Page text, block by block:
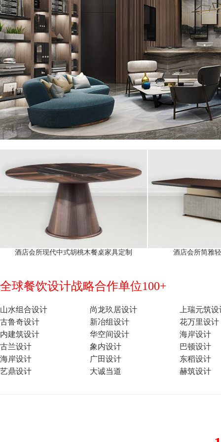
酒店会所现代中式胡桃木餐桌家具定制 酒店会所简雅
全球餐饮设计战略合作单位100+
山水组合设计 尚龙玖居设计
上瑞元筑
古鲁奇设计
新冶组设计
花万里设计
内建筑设计
华空间设计
海岸设计
古兰设计
象内设计
巴顿设计
海岸设计
广田设计
东稻设计
艺鼎设计
大诚当道 赫筑设计